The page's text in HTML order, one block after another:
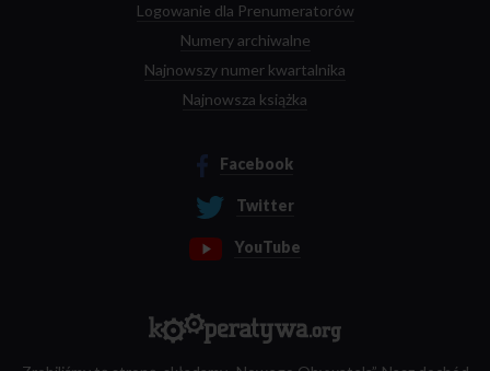
Logowanie dla Prenumeratorów
Numery archiwalne
Najnowszy numer kwartalnika
Najnowsza książka
Facebook
Twitter
YouTube